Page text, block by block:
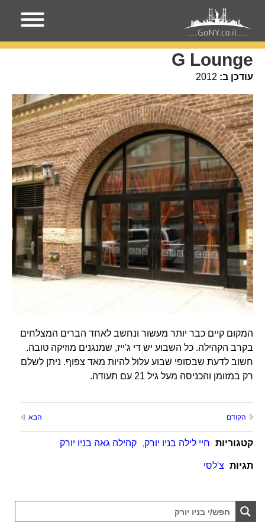
עמוד הבית מקומות בניו-יורק
G Lounge
עודכן ב: 2012
המקום קיים כבר יותר מעשור ונחשב לאחד הברים המצלחים
בקרב הקהילה. כל השבוע יש די ג'ייז, שמנגנים מוזיקה טובה.
חשוב לדעת שבסופי שבוע עלול להיות מאד צפוף. ניתן לשלם
רק במזומן והכניסה מעל גיל 21 עם תעודה.
הקודם הבא
קטגוריות חיי לילה בניו יורק, קהילה גאה בניו יורק
תגיות צ'לסי